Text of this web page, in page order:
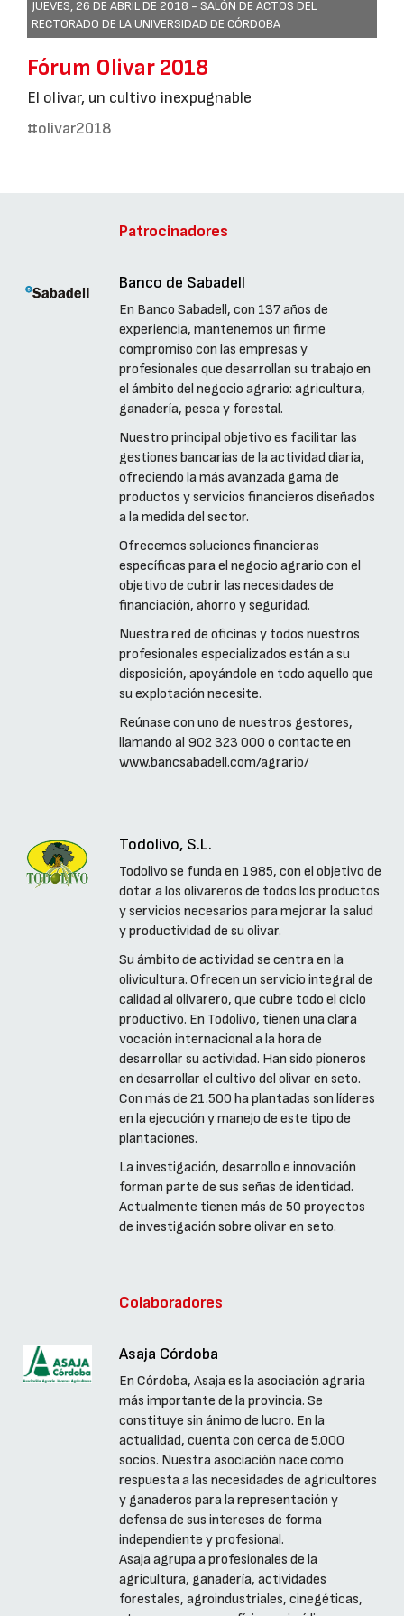
JUEVES, 26 DE ABRIL DE 2018 - SALÓN DE ACTOS DEL
RECTORADO DE LA UNIVERSIDAD DE CÓRDOBA
Fórum Olivar 2018
El olivar, un cultivo inexpugnable
#olivar2018
Patrocinadores
Banco de Sabadell
En Banco Sabadell, con 137 años de
experiencia, mantenemos un firme
compromiso con las empresas y
profesionales que desarrollan su trabajo en
el ámbito del negocio agrario: agricultura,
ganadería, pesca y forestal.
Nuestro principal objetivo es facilitar las
gestiones bancarias de la actividad diaria,
ofreciendo la más avanzada gama de
productos y servicios financieros diseñados
a la medida del sector.
Ofrecemos soluciones financieras
específicas para el negocio agrario con el
objetivo de cubrir las necesidades de
financiación, ahorro y seguridad.
Nuestra red de oficinas y todos nuestros
profesionales especializados están a su
disposición, apoyándole en todo aquello que
su explotación necesite.
Reúnase con uno de nuestros gestores,
llamando al 902 323 000 o contacte en
www.bancsabadell.com/agrario/
Todolivo, S.L.
Todolivo se funda en 1985, con el objetivo de
dotar a los olivareros de todos los productos
y servicios necesarios para mejorar la salud
y productividad de su olivar.
Su ámbito de actividad se centra en la
olivicultura. Ofrecen un servicio integral de
calidad al olivarero, que cubre todo el ciclo
productivo. En Todolivo, tienen una clara
vocación internacional a la hora de
desarrollar su actividad. Han sido pioneros
en desarrollar el cultivo del olivar en seto.
Con más de 21.500 ha plantadas son líderes
en la ejecución y manejo de este tipo de
plantaciones.
La investigación, desarrollo e innovación
forman parte de sus señas de identidad.
Actualmente tienen más de 50 proyectos
de investigación sobre olivar en seto.
Colaboradores
Asaja Córdoba
En Córdoba, Asaja es la asociación agraria
más importante de la provincia. Se
constituye sin ánimo de lucro. En la
actualidad, cuenta con cerca de 5.000
socios. Nuestra asociación nace como
respuesta a las necesidades de agricultores
y ganaderos para la representación y
defensa de sus intereses de forma
independiente y profesional.
Asaja agrupa a profesionales de la
agricultura, ganadería, actividades
forestales, agroindustriales, cinegéticas,